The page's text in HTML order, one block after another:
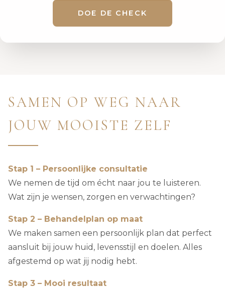
DOE DE CHECK
SAMEN OP WEG NAAR
JOUW MOOISTE ZELF
Stap 1 – Persoonlijke consultatie
We nemen de tijd om écht naar jou te luisteren.
Wat zijn je wensen, zorgen en verwachtingen?
Stap 2 – Behandelplan op maat
We maken samen een persoonlijk plan dat perfect
aansluit bij jouw huid, levensstijl en doelen. Alles
afgestemd op wat jij nodig hebt.
Stap 3 – Mooi resultaat